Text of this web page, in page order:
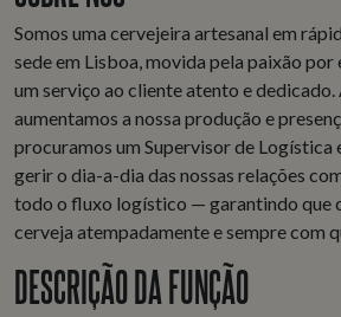
Somos uma cervejeira artesanal em
sede em Lisboa, movida pela paixão por
um serviço ao cliente atento e dedicado.
aumentamos a nossa produção e
procuramos um Supervisor de Logística
gerir o dia-a-dia das nossas relações
todo o fluxo logístico — garantindo que
cerveja atempadamente e sempre com
DESCRIÇÃO DA FUNÇÃO